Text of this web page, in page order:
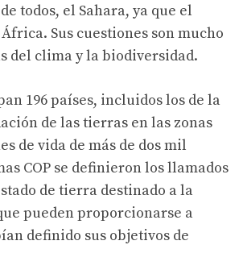
todos, el Sahara, ya que el
Sus cuestiones son mucho
del clima y la biodiversidad.
196 países, incluidos los de la
de las tierras en las zonas
de vida de más de dos mil
COP se definieron los llamados
de tierra destinado a la
pueden proporcionarse a
definido sus objetivos de